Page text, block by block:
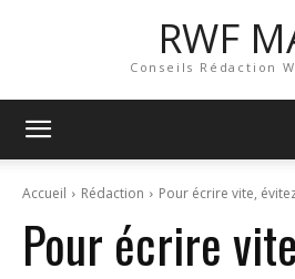
RWF
Conseils Rédaction
Accueil Rédaction Pour écrire vite,
Pour écrire